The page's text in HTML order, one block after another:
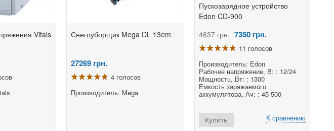
Vitals
Снегоуборщик Mega DL 13em
27269 грн.
4 голосов
Производитель: Mega
полуавтомат Edon
MMA)
10500грн.
Edon
Пускозарядное устройство
4341 грн. 6300грн.
Производитель: Edon
Заряжаемые АКБ (Вольт):: 12/24
Ток заряда (Ампер):: 35
40-400
Пускозарядное устройство
Edon CD-900
4637 грн. 7350 грн.
11 голосов
Производитель: Edon
Рабочее напряжение, В: : 12/24
Мощность, Вт: : 1300
Емкость заряжаемого
аккумулятора, Ач: : 45-500
К сравнению
Купить